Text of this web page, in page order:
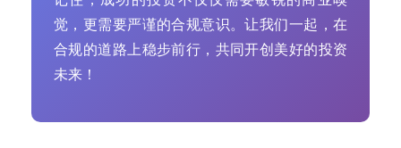
觉，更需要严谨的合规意识。让我们一起，在
合规的道路上稳步前行，共同开创美好的投资
未来！